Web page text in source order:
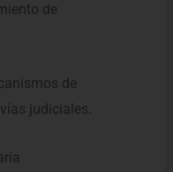
de
de
judiciales.